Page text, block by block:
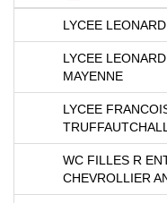
LYCEE LEONARD
LYCEE
MAYENNE
LYCEE
WC FILLES R
CHEVROLLIER